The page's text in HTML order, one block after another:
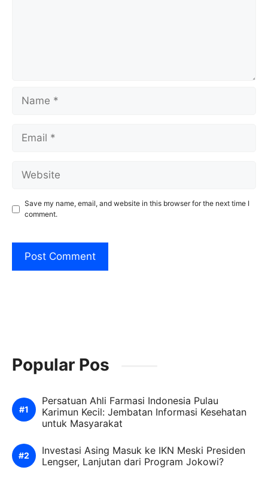
Name
Email
Website
Save my name, email, and website in this browser for the next time I
comment.
Popular Pos
Persatuan Ahli Farmasi Indonesia Pulau
Karimun Kecil: Jembatan Informasi Kesehatan
untuk Masyarakat
Investasi Asing Masuk ke IKN Meski Presiden
Lengser, Lanjutan dari Program Jokowi?